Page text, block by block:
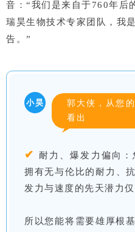
音：“我们是来自于760年后
瑞昊生物技术专家团队，我
告。”
小昊
郭大侠，从您
看出
✔
耐力、爆发力偏向：
拥有无与伦比的耐力、
发力与速度的先天潜力仅
所以您能将需要雄厚根